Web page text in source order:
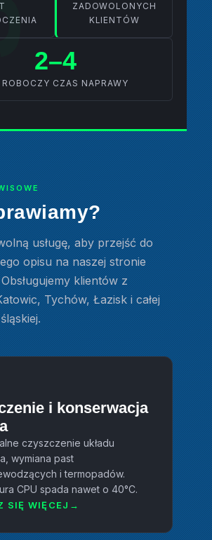
ZADOWOLONYCH
KLIENTÓW
2–4
ROBOCZY CZAS NAPRAWY
usługę, aby przejść do
opisu na naszej stronie
klientów z
Tychów, Łazisk i całej
i konserwacja
czyszczenie układu
wymiana past
i termopadów.
CPU spada nawet o 40°C.
SIĘ WIĘCEJ